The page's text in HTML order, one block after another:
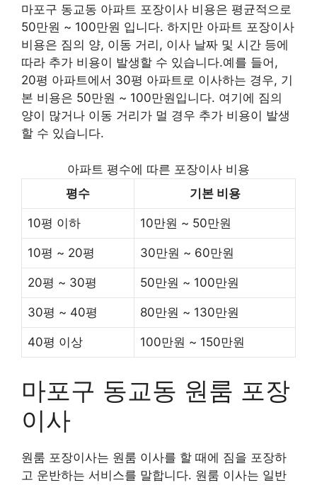
마포구 동교동 아파트 포장이사 비용은 평균적으로
50만원 ~ 100만원 입니다. 하지만 아파트 포장이사
비용은 짐의 양, 이동 거리, 이사 날짜 및 시간 등에
따라 추가 비용이 발생할 수 있습니다.예를 들어,
20평 아파트에서 30평 아파트로 이사하는 경우, 기
본 비용은 50만원 ~ 100만원입니다. 여기에 짐의
양이 많거나 이동 거리가 멀 경우 추가 비용이 발생
할 수 있습니다.
아파트 평수에 따른 포장이사 비용
평수
기본 비용
10평 이하 10만원 ~ 50만원
10평 ~ 20평 30만원 ~ 60만원
20평 ~ 30평 50만원 ~ 100만원
30평 ~ 40평 80만원 ~ 130만원
40평 이상 100만원 ~ 150만원
마포구 동교동 원룸 포장
이사
원룸 포장이사는 원룸 이사를 할 때에 짐을 포장하
고 운반하는 서비스를 말합니다. 원룸 이사는 일반